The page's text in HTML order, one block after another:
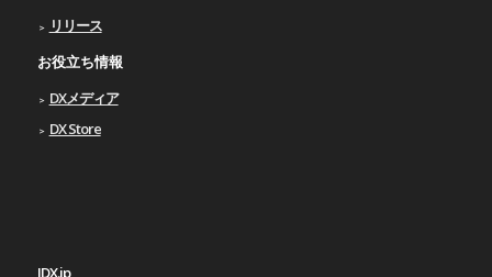
リリース
お役立ち情報
DXメディア
DX Store
IDX.jp